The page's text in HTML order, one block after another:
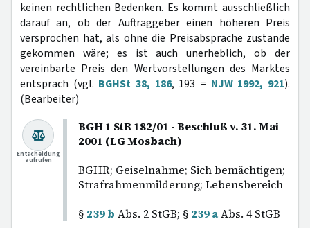
keinen rechtlichen Bedenken. Es kommt ausschließlich
darauf an, ob der Auftraggeber einen höheren Preis
versprochen hat, als ohne die Preisabsprache zustande
gekommen wäre; es ist auch unerheblich, ob der
vereinbarte Preis den Wertvorstellungen des Marktes
entsprach (vgl. BGHSt 38, 186, 193 = NJW 1992, 921).
(Bearbeiter)
BGH 1 StR 182/01 - Beschluß v. 31. Mai
2001 (LG Mosbach)
BGHR; Geiselnahme; Sich bemächtigen;
Strafrahmenmilderung; Lebensbereich
§ 239 b Abs. 2 StGB; § 239 aAbs. 4 StGB
Entscheidung
aufrufen